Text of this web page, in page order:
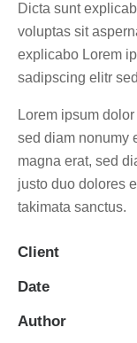
Dicta sunt
voluptas sit
explicabo Lorem
sadipscing elitr
Lorem ipsum
sed diam nonumy
magna erat, sed
justo duo dolores
takimata sanctus.
Client
Date
Author